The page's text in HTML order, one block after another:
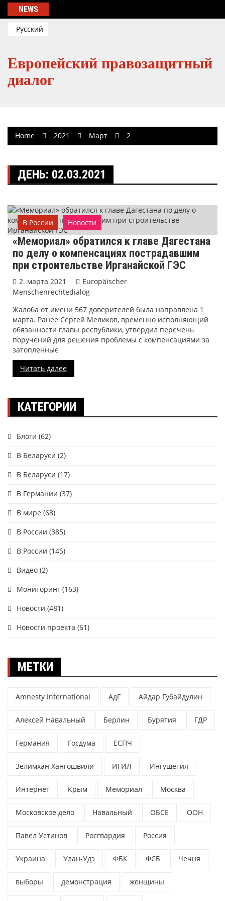
Skip
content
NEWS
Русский
Европейский правозащитный
диалог
Home 2021 Март 2
ДЕНЬ: 02.03.2021
В России Новости
«Мемориал» обратился к главе Дагестана
по делу о компенсациях пострадавшим
при строительстве Ирганайской ГЭС
2. марта 2021
Europäischer
Menschenrechtedialog
Жалоба от имени 567 доверителей была направлена 1
марта. Ранее Сергей Меликов, временно исполняющий
обязанности главы республики, утвердил перечень
поручений для решения проблемы с компенсациями за
затопленные
Читать далее
КАТЕГОРИИ
Блоги (62)
В Беларуси (2)
В Беларуси (17)
В Германии (37)
В мире (68)
В России (385)
В России (145)
Видео (2)
Мониторинг (163)
Новости (481)
Новости проекта (61)
МЕТКИ
Amnesty International АдГ Айдар Губайдулин
Алексей Навальный Берлин Бурятия ГДР
Германия Госдума ЕСПЧ
Зелимхан Хангошвили ИГИЛ Ингушетия
Интернет Крым Мемориал Москва
Московское дело Навальный ОБСЕ ООН
Павел Устинов Росгвардия Россия
Украина Улан-Удэ ФБК ФСБ Чечня
выборы демонстрация женщины